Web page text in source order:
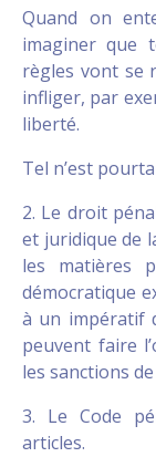
Quand on
imaginer que
règles vont se
infliger, par
liberté.
Tel n’est
2. Le droit
et juridique de
les matières
démocratique
à un impératif
peuvent faire
les sanctions
3. Le Code
articles.